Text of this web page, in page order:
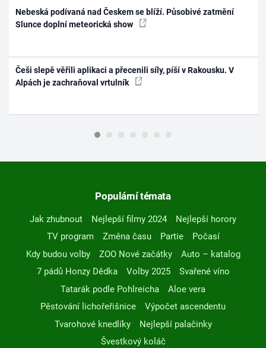
Nebeská podívaná nad Českem se blíží. Působivé zatmění
Slunce doplní meteorická show
Češi slepě věřili aplikaci a přecenili síly, píší v Rakousku. V
Alpách je zachraňoval vrtulník
Populární témata
Jak zhubnout Nejlepší filmy 2024
Nejlepší horory
TV program
Změna času Partie
Počasí
Kdy budou volby
ZOO Nové začátky
Auto – katalog
7 pádů Honzy Dědka
Volby 2025
Svařené víno
Tatarák podle Pohlreicha
Aloe vera
Pěstování lichořeřišnice
Výpočet ascendentu
Tvarohové knedlíky
Nejlepší palačinky
Švestkový koláč